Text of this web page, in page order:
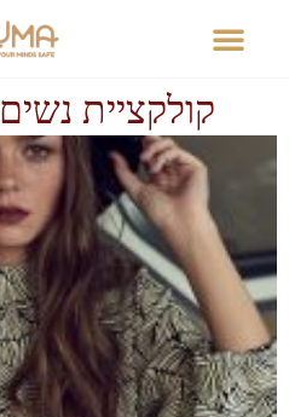
קולקציית נשים 2019-2020